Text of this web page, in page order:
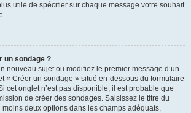
utile de spécifier sur chaque message votre souhait
un sondage ?
nouveau sujet ou modifiez le premier message d’un
« Créer un sondage » situé en-dessous du formulaire
cet onglet n’est pas disponible, il est probable que
de créer des sondages. Saisissez le titre du
deux options dans les champs adéquats,